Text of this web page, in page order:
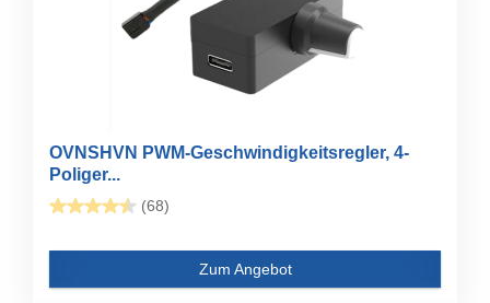
OVNSHVN PWM-Geschwindigkeitsregler, 4-
Poliger...
(68)
Zum Angebot